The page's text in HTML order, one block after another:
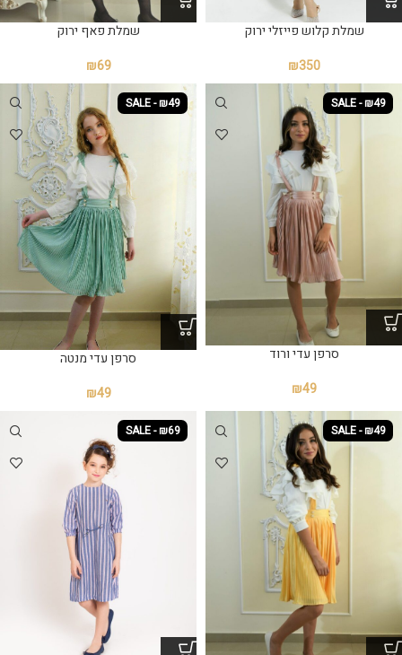
שמלת קלוש פייזלי ירוק
₪350
שמלת פאף ירוק
₪69
SALE - ₪49
סרפן עדי ורוד
₪49
SALE - ₪49
סרפן עדי מנטה
₪49
SALE - ₪49
SALE - ₪69